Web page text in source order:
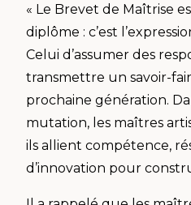
« Le Brevet de Maîtrise
diplôme : c’est
Celui d’assumer des
transmettre un savoir-
prochaine génération.
mutation, les maîtres
ils allient compétence,
d’innovation pour